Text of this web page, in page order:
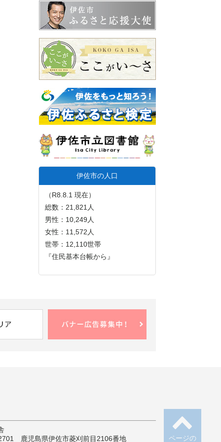
伊佐市の人口
（R8.8.1 現在）
総数：21,821人
男性：10,249人
女性：11,572人
世帯：12,110世帯
『住民基本台帳から』
ページの
鹿児島県伊佐市菱刈前目2106番地